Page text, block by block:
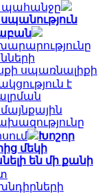
պահանջը
սպառնալիքի
է
Խոշոր
մեկի
են մի քանի